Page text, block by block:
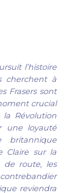
l’histoire
cherchent à
Frasers sont
crucial
Révolution
une loyauté
britannique
Claire sur la
de route, les
reviendra